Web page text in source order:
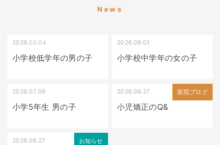
News
受け口（しゃくれている）
2026.08.04
小学校低学年の男の子
2026.08.01
小学校中学年の女の子
2026.07.09
小学5年生 男の子
医院ブログ
2026.06.27
小児矯正のQ&
お知らせ
2026.06.27